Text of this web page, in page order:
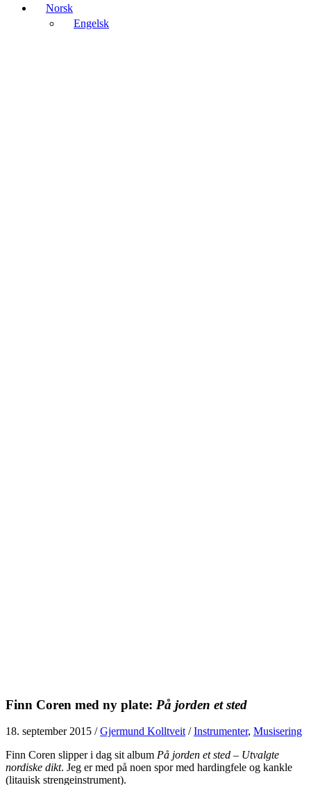
Norsk
Engelsk
Finn Coren med ny plate: På jorden et sted
18. september 2015 /Gjermund Kolltveit/Instrumenter, Musisering
Finn Coren slipper i dag sit album På jorden et sted – Utvalgte
nordiske dikt. Jeg er med på noen spor med hardingfele og kankle
(litauisk strengeinstrument).